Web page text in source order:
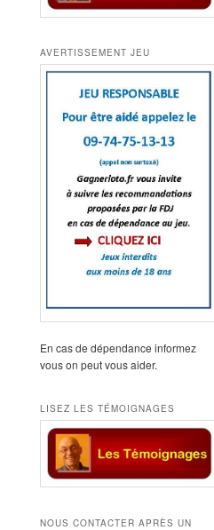
AVERTISSEMENT JEU
En cas de dépendance informez
vous on peut vous aider.
LISEZ LES TÉMOIGNAGES
NOUS CONTACTER APRÈS UN